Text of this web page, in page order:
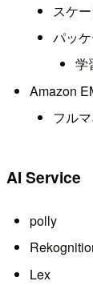
スケ
パッ
学
Amazon
フル
AI Service
polly
Lex